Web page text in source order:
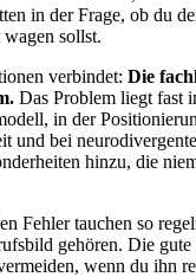
in der Frage, ob du
sollst.
verbindet: Die
Das Problem liegt fast
in der
und bei
hinzu, die
Fehler tauchen so
gehören. Die
wenn du ihn